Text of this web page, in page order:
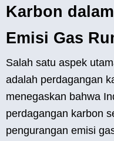
Karbon
Emisi Gas
Salah satu aspek
adalah perdagangan
menegaskan bahwa
perdagangan karbon
pengurangan emisi